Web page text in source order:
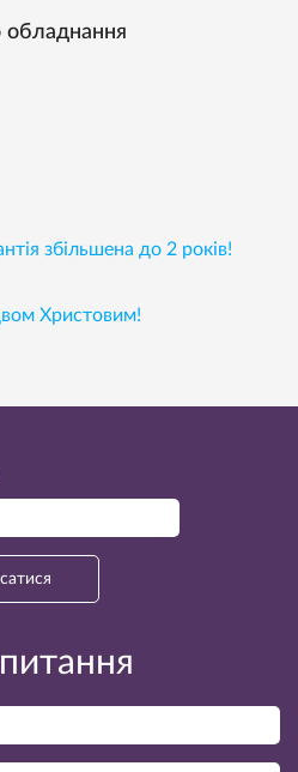
обладнання
збільшена до 2 років!
Христовим!